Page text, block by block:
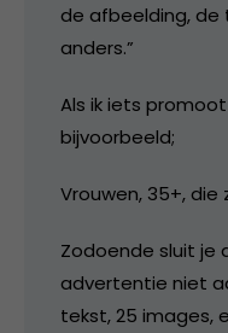
de afbeelding,
anders.”
Als ik iets
bijvoorbeeld;
Vrouwen, 35+, die
Zodoende sluit je
advertentie niet
tekst, 25 images,